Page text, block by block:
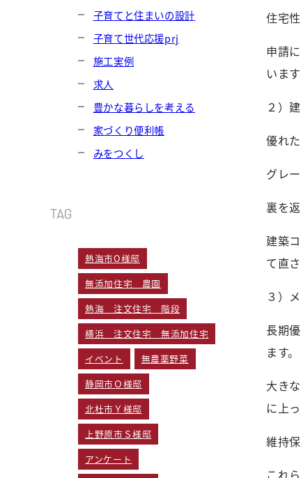
住宅
申請
います
２）
優れ
グレ
裏を
建築
て直
３）
長期
ます。
大き
に上
維持
これ
子育てと住まいの設計
子育て世代応援prj
施工実例
求人
豊かな暮らしを考える
家づくり便利帳
みをつくし
TAG
熱海市O様邸
無添加住宅 農園
熱海 注文住宅 階段
横浜 注文住宅 無添加住宅
イベント
無農薬野菜
静岡市Ｏ様邸
北杜市Ｙ様邸
上野原市Ｓ様邸
アンケート